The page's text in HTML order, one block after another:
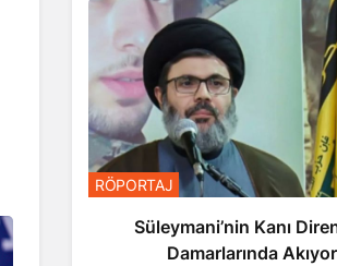
RÖPORTAJ
Süleymani’nin Kanı Direnişin
Damarlarında Akıyor